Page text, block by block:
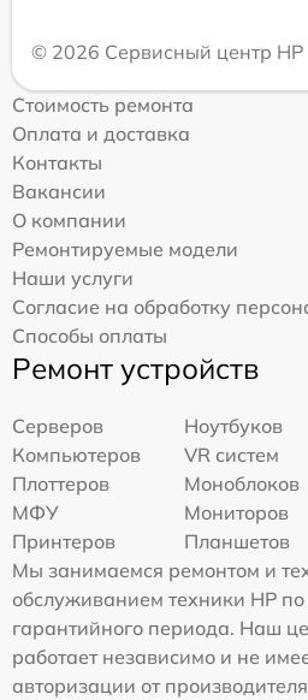
© 2026 Сервисный центр HP
Стоимость ремонта
Оплата и доставка
Контакты
Вакансии
О компании
Ремонтируемые модели
Наши услуги
Согласие на обработку
Способы оплаты
Ремонт устройств
Серверов
Ноутбуков
Компьютеров
VR систем
Плоттеров
Моноблоков
МФУ
Мониторов
Принтеров
Планшетов
Мы занимаемся ремонтом и
обслуживанием техники HP по
гарантийного периода. Наш
работает независимо и не
авторизации от